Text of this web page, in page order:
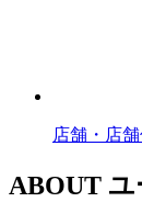
店舗・店
ABOUT ユ